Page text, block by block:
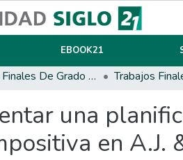
EBOOK21
Trabajos Finales De Grado Y Posgrado Trabajos
una
en A.J.